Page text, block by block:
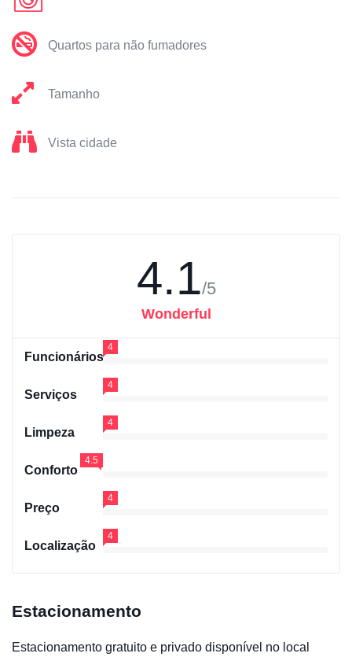
Quartos para não fumadores
Tamanho
Vista cidade
4.1/5
Wonderful
Funcionários
4
Serviços
4
Limpeza
4
Conforto
4.5
Preço
4
Localização
4
Estacionamento
Estacionamento gratuito e privado disponível no local